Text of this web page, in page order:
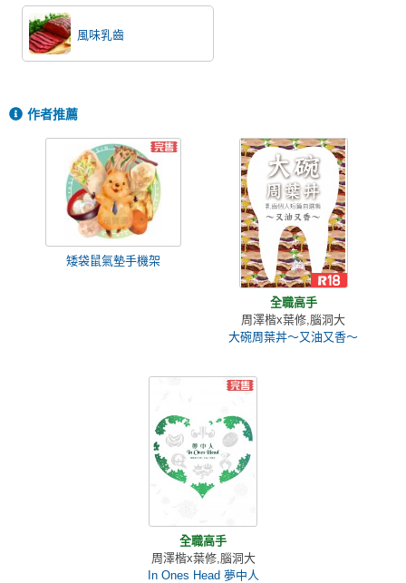
會員功能選單
會員中心
風味乳齒
作者推薦
矮袋鼠氣墊手機架
全職高手
周澤楷x葉修,腦洞大
大碗周葉丼～又油又香～
全職高手
周澤楷x葉修,腦洞大
In Ones Head 夢中人